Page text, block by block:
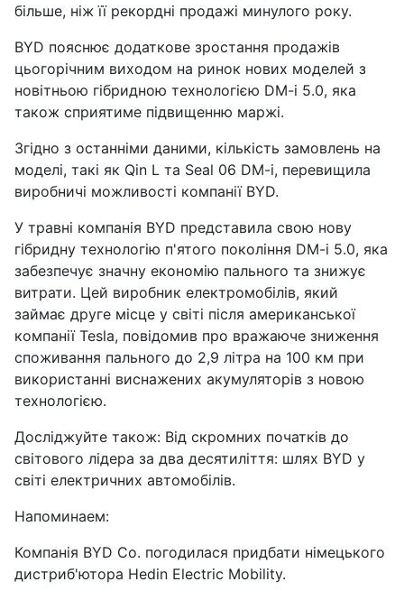
більше, ніж її рекордні продажі минулого року.
BYD пояснює додаткове зростання продажів
цьогорічним виходом на ринок нових моделей з
новітньою гібридною технологією DM-i 5.0, яка
також сприятиме підвищенню маржі.
Згідно з останніми даними, кількість замовлень на
моделі, такі як Qin L та Seal 06 DM-i, перевищила
виробничі можливості компанії BYD.
У травні компанія BYD представила свою нову
гібридну технологію п'ятого покоління DM-i 5.0, яка
забезпечує значну економію пального та знижує
витрати. Цей виробник електромобілів, який
займає друге місце у світі після американської
компанії Tesla, повідомив про вражаюче зниження
споживання пального до 2,9 літра на 100 км при
використанні виснажених акумуляторів з новою
технологією.
Досліджуйте також: Від скромних початків до
світового лідера за два десятиліття: шлях BYD у
світі електричних автомобілів.
Напоминаем:
Компанія BYD Co. погодилася придбати німецького
дистриб'ютора Hedin Electric Mobility.